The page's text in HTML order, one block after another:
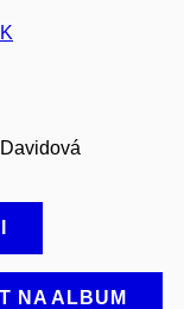
NA ALBUM